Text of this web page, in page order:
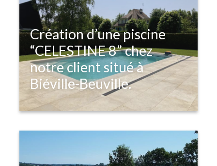
Création d’une piscine
“CELESTINE 8” chez
notre client situé à
Biéville-Beuville.